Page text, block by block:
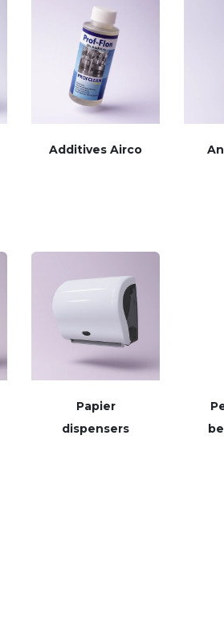
Additives Airco
Papier
dispensers